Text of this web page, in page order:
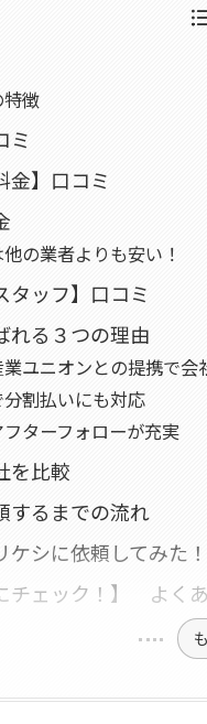
特徴
ミ
金】口コミ
の業者よりも安い！
タッフ】口コミ
れる３つの理由
ユニオンとの提携で会
割払いにも対応
ターフォローが充実
を比較
するまでの流れ
ケシに依頼してみた！
チェック！】 よく